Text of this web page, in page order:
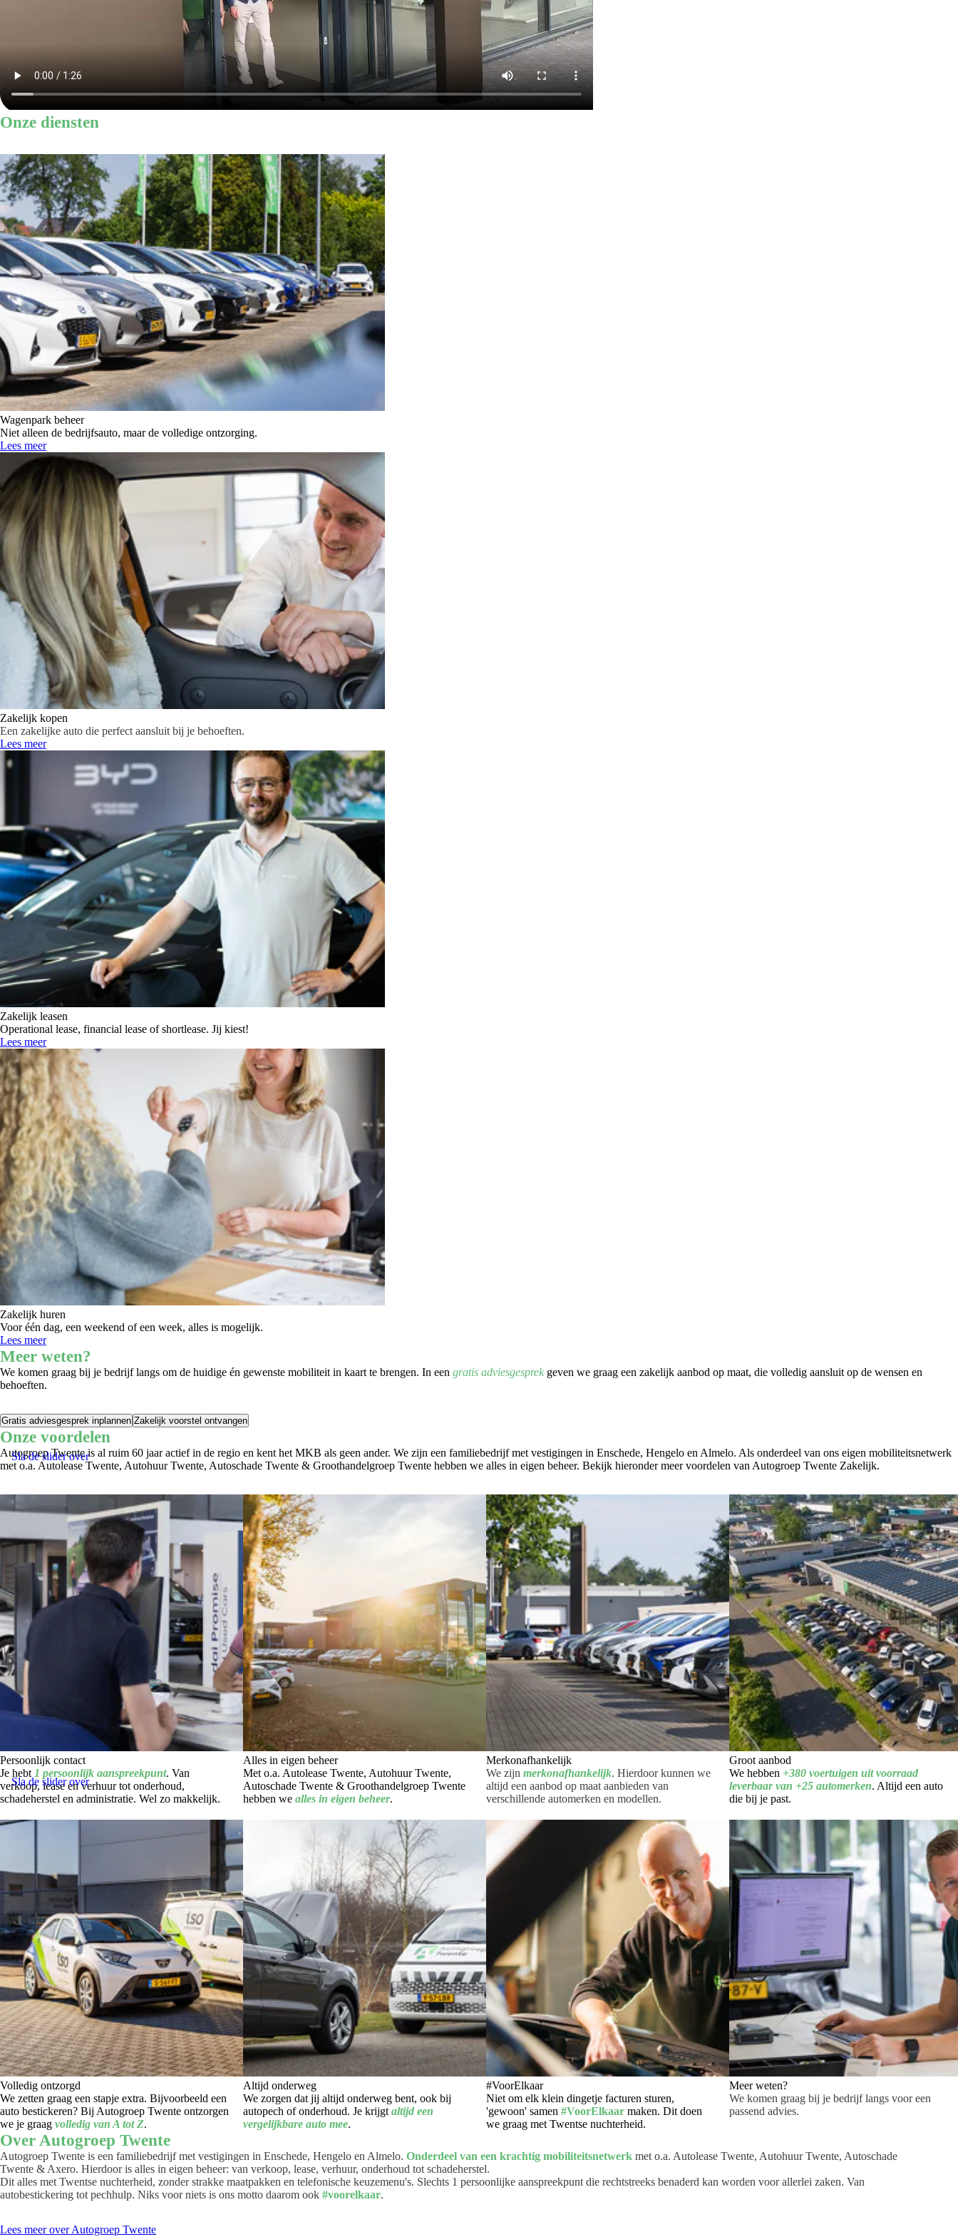
Onze diensten
Wagenpark beheer
Niet alleen de bedrijfsauto, maar de volledige ontzorging.
Lees meer
Zakelijk kopen
Een zakelijke auto die perfect aansluit bij je behoeften.
Lees meer
Zakelijk leasen
Operational lease, financial lease of shortlease. Jij kiest!
Lees meer
Zakelijk huren
Voor één dag, een weekend of een week, alles is mogelijk.
Lees meer
Meer weten?
We komen graag bij je bedrijf langs om de huidige én gewenste mobiliteit in kaart te brengen. In een gratis adviesgesprek geven we graag een zakelijk aanbod op maat, die volledig aansluit op de wensen en
behoeften.
Gratis adviesgesprek inplannen Zakelijk voorstel ontvangen
Onze voordelen
Autogroep Twente is al ruim 60 jaar actief in de regio en kent het MKB als geen ander. We zijn een familiebedrijf met vestigingen in Enschede, Hengelo en Almelo. Als onderdeel van ons eigen mobiliteitsnetwerk
met o.a. Autolease Twente, Autohuur Twente, Autoschade Twente & Groothandelgroep Twente hebben we alles in eigen beheer. Bekijk hieronder meer voordelen van Autogroep Twente Zakelijk.
Sla de slider over
Persoonlijk contact
Je hebt 1 persoonlijk aanspreekpunt. Van
verkoop, lease en verhuur tot onderhoud,
schadeherstel en administratie. Wel zo makkelijk.
Alles in eigen beheer
Met o.a. Autolease Twente, Autohuur Twente,
Autoschade Twente & Groothandelgroep Twente
hebben we alles in eigen beheer.
Merkonafhankelijk
We zijn merkonafhankelijk. Hierdoor kunnen we
altijd een aanbod op maat aanbieden van
verschillende automerken en modellen.
Groot aanbod
We hebben +380 voertuigen uit voorraad
leverbaar van +25 automerken. Altijd een auto
die bij je past.
Sla de slider over
Volledig ontzorgd
We zetten graag een stapje extra. Bijvoorbeeld een
auto bestickeren? Bij Autogroep Twente ontzorgen
we je graag volledig van A tot Z.
Altijd onderweg
We zorgen dat jij altijd onderweg bent, ook bij
autopech of onderhoud. Je krijgt altijd een
vergelijkbare auto mee.
#VoorElkaar
Niet om elk klein dingetje facturen sturen,
'gewoon' samen #VoorElkaarmaken. Dit doen
we graag met Twentse nuchterheid.
Meer weten?
We komen graag bij je bedrijf langs voor een
passend advies.
Over Autogroep Twente
Autogroep Twente is een familiebedrijf met vestigingen in Enschede, Hengelo en Almelo. Onderdeel van een krachtig mobiliteitsnetwerk met o.a. Autolease Twente, Autohuur Twente, Autoschade
Twente & Axero. Hierdoor is alles in eigen beheer: van verkoop, lease, verhuur, onderhoud tot schadeherstel.
Dit alles met Twentse nuchterheid, zonder strakke maatpakken en telefonische keuzemenu's. Slechts 1 persoonlijke aanspreekpunt die rechtstreeks benaderd kan worden voor allerlei zaken. Van
autobestickering tot pechhulp. Niks voor niets is ons motto daarom ook #voorelkaar.
Lees meer over Autogroep Twente